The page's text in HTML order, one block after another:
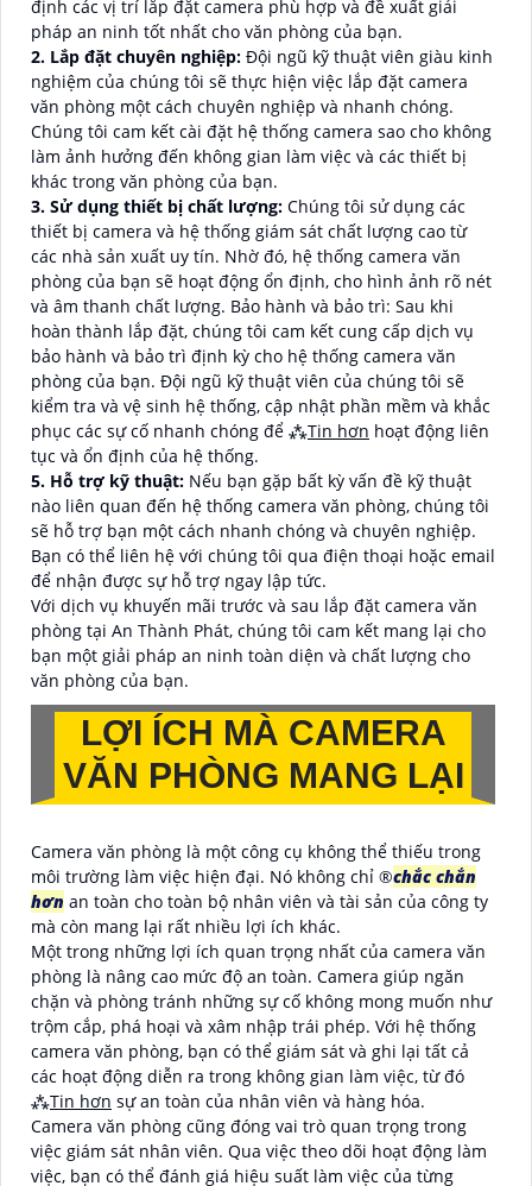
định các vị trí lắp đặt camera phù hợp và đề xuất giải
pháp an ninh tốt nhất cho văn phòng của bạn.
2. Lắp đặt chuyên nghiệp: Đội ngũ kỹ thuật viên giàu kinh
nghiệm của chúng tôi sẽ thực hiện việc lắp đặt camera
văn phòng một cách chuyên nghiệp và nhanh chóng.
Chúng tôi cam kết cài đặt hệ thống camera sao cho không
làm ảnh hưởng đến không gian làm việc và các thiết bị
khác trong văn phòng của bạn.
3. Sử dụng thiết bị chất lượng: Chúng tôi sử dụng các
thiết bị camera và hệ thống giám sát chất lượng cao từ
các nhà sản xuất uy tín. Nhờ đó, hệ thống camera văn
phòng của bạn sẽ hoạt động ổn định, cho hình ảnh rõ nét
và âm thanh chất lượng. Bảo hành và bảo trì: Sau khi
hoàn thành lắp đặt, chúng tôi cam kết cung cấp dịch vụ
bảo hành và bảo trì định kỳ cho hệ thống camera văn
phòng của bạn. Đội ngũ kỹ thuật viên của chúng tôi sẽ
kiểm tra và vệ sinh hệ thống, cập nhật phần mềm và khắc
phục các sự cố nhanh chóng để ⁂Tin hơn hoạt động liên
tục và ổn định của hệ thống.
5. Hỗ trợ kỹ thuật: Nếu bạn gặp bất kỳ vấn đề kỹ thuật
nào liên quan đến hệ thống camera văn phòng, chúng tôi
sẽ hỗ trợ bạn một cách nhanh chóng và chuyên nghiệp.
Bạn có thể liên hệ với chúng tôi qua điện thoại hoặc email
để nhận được sự hỗ trợ ngay lập tức.
Với dịch vụ khuyến mãi trước và sau lắp đặt camera văn
phòng tại An Thành Phát, chúng tôi cam kết mang lại cho
bạn một giải pháp an ninh toàn diện và chất lượng cho
văn phòng của bạn.
LỢI ÍCH MÀ CAMERA
VĂN PHÒNG MANG LẠI
Camera văn phòng là một công cụ không thể thiếu trong
môi trường làm việc hiện đại. Nó không chỉ ®️chắc chắn
hơn an toàn cho toàn bộ nhân viên và tài sản của công ty
mà còn mang lại rất nhiều lợi ích khác.
Một trong những lợi ích quan trọng nhất của camera văn
phòng là nâng cao mức độ an toàn. Camera giúp ngăn
chặn và phòng tránh những sự cố không mong muốn như
trộm cắp, phá hoại và xâm nhập trái phép. Với hệ thống
camera văn phòng, bạn có thể giám sát và ghi lại tất cả
các hoạt động diễn ra trong không gian làm việc, từ đó
⁂Tin hơn sự an toàn của nhân viên và hàng hóa.
Camera văn phòng cũng đóng vai trò quan trọng trong
việc giám sát nhân viên. Qua việc theo dõi hoạt động làm
việc, bạn có thể đánh giá hiệu suất làm việc của từng